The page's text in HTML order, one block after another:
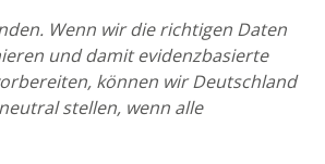
Wenn wir die richtigen Daten
und damit evidenzbasierte
können wir Deutschland
stellen, wenn alle